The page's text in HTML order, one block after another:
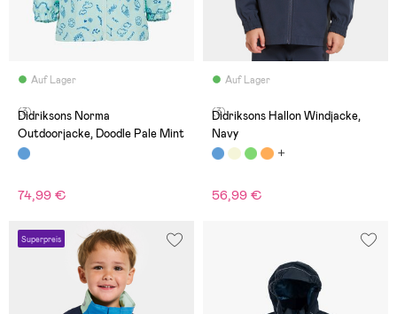
Auf Lager
(3)
Didriksons Norma
Outdoorjacke, Doodle Pale Mint
74,99 €
Auf Lager
(3)
Didriksons Hallon Windjacke,
Navy
56,99 €
Superpreis